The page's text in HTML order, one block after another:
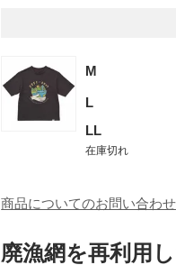
M
L
LL
在庫切れ
商品についてのお問い合わせ
廃漁網を再利用